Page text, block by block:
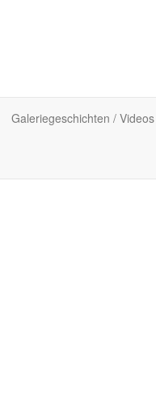
Galeriegeschichten / Videos